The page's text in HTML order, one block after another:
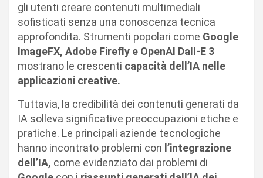
gli utenti creare contenuti multimediali
sofisticati senza una conoscenza tecnica
approfondita. Strumenti popolari come Google
ImageFX, Adobe Firefly e OpenAI Dall-E 3
mostrano le crescenti capacità dell’IA nelle
applicazioni creative.
Tuttavia, la credibilità dei contenuti generati da
IA solleva significative preoccupazioni etiche e
pratiche. Le principali aziende tecnologiche
hanno incontrato problemi con l’integrazione
dell’IA, come evidenziato dai problemi di